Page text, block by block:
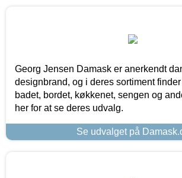
Georg Jensen Damask er anerkendt
designbrand, og i deres sortiment finder
badet, bordet, køkkenet, sengen og
her for at se deres udvalg.
Se udvalget på